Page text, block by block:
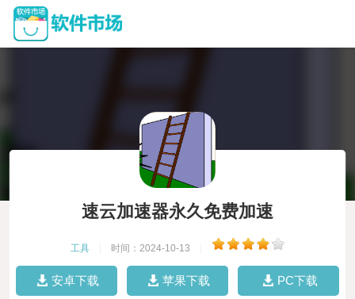
速云加速器永久免费加速
工具 时间：2024-10-13
安卓下载 苹果下载 PC下载